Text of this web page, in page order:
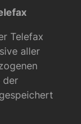
Telefax
aller
der